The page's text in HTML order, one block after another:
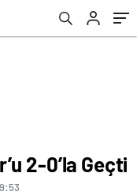
2-0’la Geçti